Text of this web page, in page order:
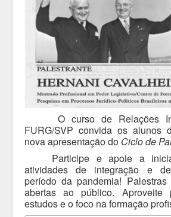
O curso de Relações
FURG/SVP convida os alunos
nova apresentação do Ciclo de
Participe e apoie a
atividades de integração e
período da pandemia! Palestras
abertas ao público. Aproveite
estudos e o foco na formação